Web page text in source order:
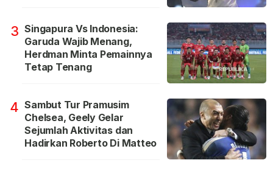
3 Singapura Vs Indonesia:
Garuda Wajib Menang,
Herdman Minta Pemainnya
Tetap Tenang
4 Sambut Tur Pramusim
Chelsea, Geely Gelar
Sejumlah Aktivitas dan
Hadirkan Roberto Di Matteo